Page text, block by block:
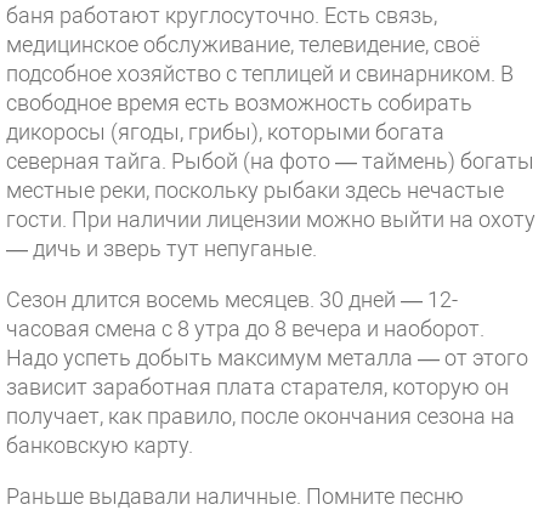
баня работают круглосуточно. Есть связь,
медицинское обслуживание, телевидение, своё
подсобное хозяйство с теплицей и свинарником. В
свободное время есть возможность собирать
дикоросы (ягоды, грибы), которыми богата
северная тайга. Рыбой (на фото — таймень) богаты
местные реки, поскольку рыбаки здесь нечастые
гости. При наличии лицензии можно выйти на охоту
— дичь и зверь тут непуганые.
Сезон длится восемь месяцев. 30 дней — 12-
часовая смена с 8 утра до 8 вечера и наоборот.
Надо успеть добыть максимум металла — от этого
зависит заработная плата старателя, которую он
получает, как правило, после окончания сезона на
банковскую карту.
Раньше выдавали наличные. Помните песню